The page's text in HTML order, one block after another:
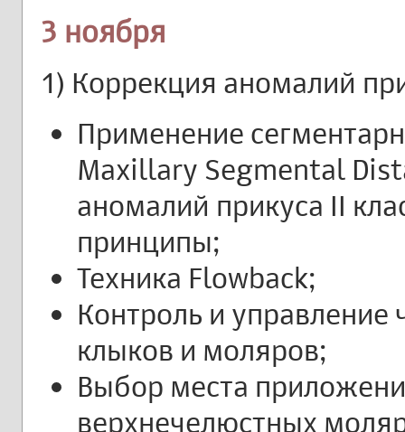
3 ноября
1) Коррекция аномалий
Применение
Maxillary Segmental
аномалий прикуса II
принципы;
Техника Flowback;
Контроль и управление
клыков и моляров;
Выбор места
верхнечелюстных